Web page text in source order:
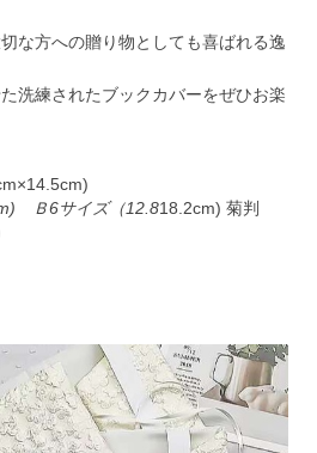
な方への贈り物としても喜ばれる逸
洗練されたブックカバーをぜひお楽
Ｂ6サイズ（12.818.2cm) 菊判